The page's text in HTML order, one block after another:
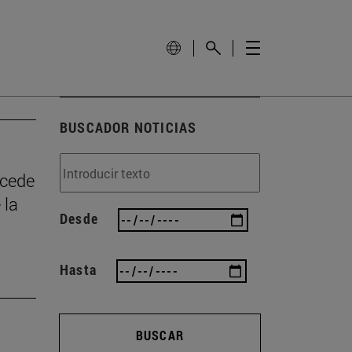
la
BUSCADOR NOTICIAS
Desde
Hasta
BUSCAR